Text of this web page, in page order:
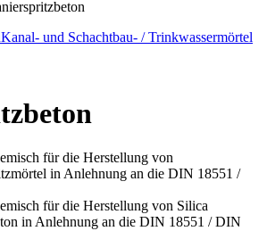
Kanal- und Schachtbau- / Trinkwassermörtel
für die Herstellung von
in Anlehnung an die DIN 18551 /
für die Herstellung von Silica
in Anlehnung an die DIN 18551 / DIN